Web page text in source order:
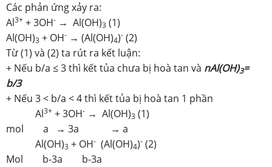
Các phản ứng xảy ra:
Al3+ + 3OH- → Al(OH)3 (1)
Al(OH)3 + OH- → (Al(OH)4)- (2)
Từ (1) và (2) ta rút ra kết luận:
+ Nếu b/a ≤ 3 thì kết tủa chưa bị hoà tan và nAl(OH)3=
b/3
+ Nếu 3 < b/a < 4 thì kết tủa bị hoà tan 1 phần
Al3+ + 3OH- → Al(OH)3 (1)
mol a → 3a → a
Al(OH)3 + OH- (Al(OH)4)- (2)
Mol b-3a b-3a